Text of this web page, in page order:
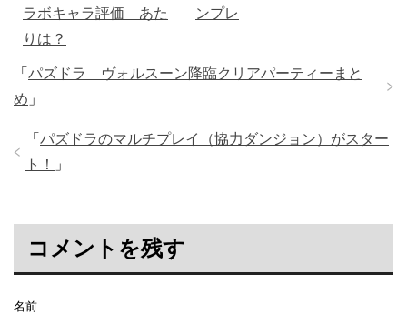
ラボキャラ評価 あた
りは？
ンプレ
「 パズドラ ヴォルスーン降臨クリアパーティーまと
め 」
「 パズドラのマルチプレイ（協力ダンジョン）がスター
ト！
」
コメントを残す
名前